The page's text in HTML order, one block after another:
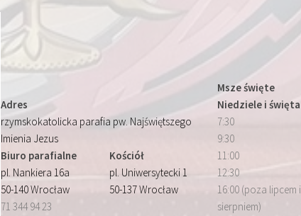
Adres
rzymskokatolicka parafia pw. Najświętszego
Imienia Jezus
Biuro parafialne
pl. Nankiera 16a
50-140 Wrocław
71 344 94 23
Kościół
pl. Uniwersytecki 1
50-137 Wrocław
Msze święte
Niedziele i święta
7:30
9:30
11:00
12:30
16:00 (poza lipcem i
sierpniem)